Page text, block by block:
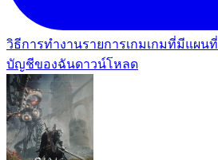
วิธีการทำงานรายการเกมเกมที่มีแผนที่
บัญชีของฉันดาวน์โหลด